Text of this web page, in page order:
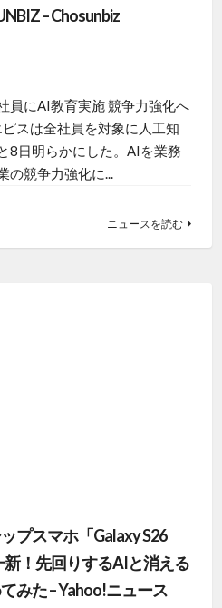
– Chosunbiz
員にAI教育実施 競争力強化へ
スは全社員を対象に人工知
8日明らかにした。AIを業務
の競争力強化に...
ニュースを読む
プスマホ「Galaxy S26
！先回りするAIと消える
みた – Yahoo!ニュース